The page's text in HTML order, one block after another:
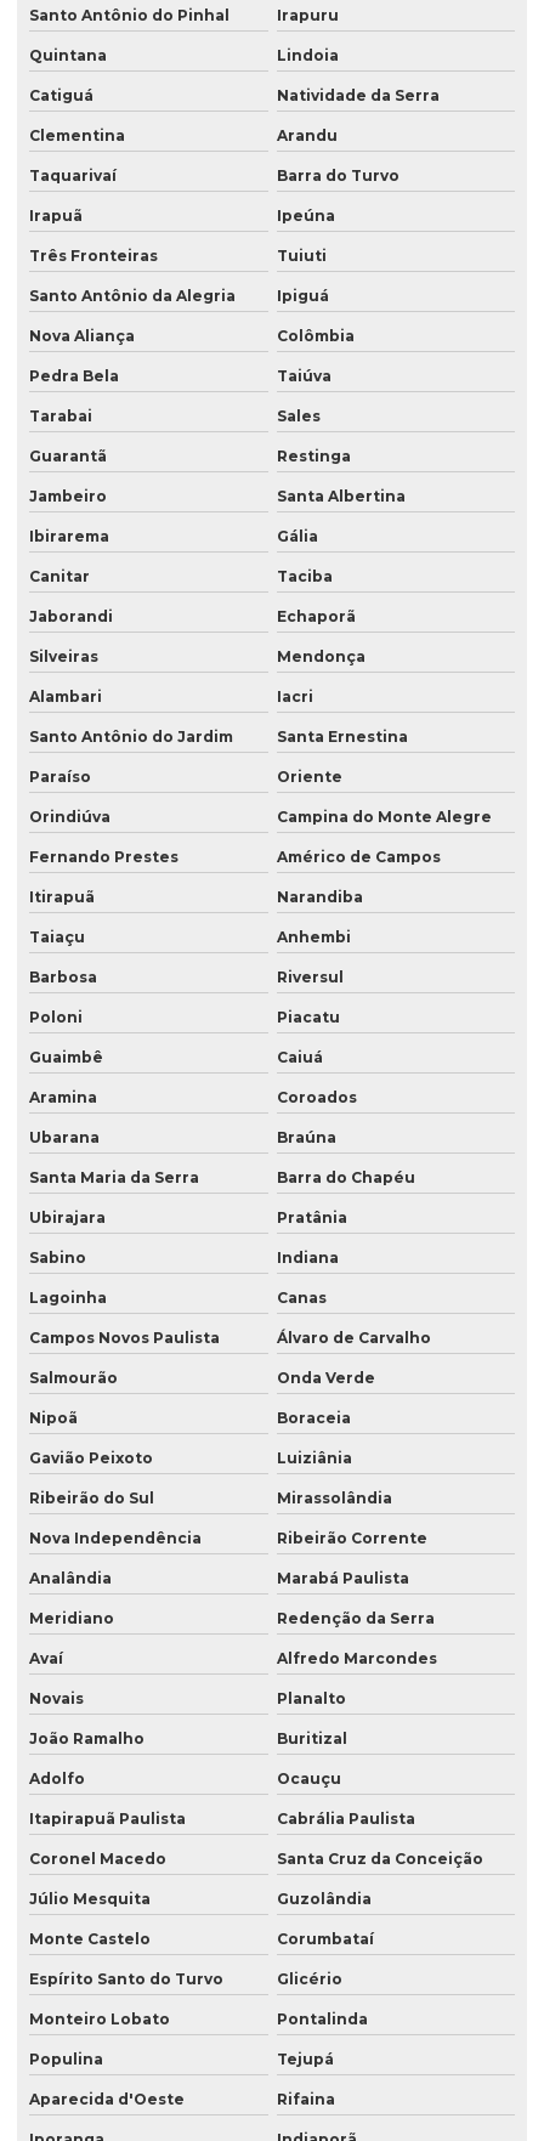
Santo Antônio do Pinhal Irapuru
Quintana Lindoia
Catiguá Natividade da Serra
Clementina Arandu
Taquarivaí Barra do Turvo
Irapuã Ipeúna
Três Fronteiras Tuiuti
Santo Antônio da Alegria Ipiguá
Nova Aliança Colômbia
Pedra Bela Taiúva
Tarabai Sales
Guarantã Restinga
Jambeiro Santa Albertina
Ibirarema Gália
Canitar Taciba
Jaborandi Echaporã
Silveiras Mendonça
Alambari Iacri
Santo Antônio do Jardim Santa Ernestina
Paraíso Oriente
Orindiúva Campina do Monte Alegre
Fernando Prestes Américo de Campos
Itirapuã Narandiba
Taiaçu Anhembi
Barbosa Riversul
Poloni Piacatu
Guaimbê Caiuá
Aramina Coroados
Ubarana Braúna
Santa Maria da Serra Barra do Chapéu
Ubirajara Pratânia
Sabino Indiana
Lagoinha Canas
Campos Novos Paulista Álvaro de Carvalho
Salmourão Onda Verde
Nipoã Boraceia
Gavião Peixoto Luiziânia
Ribeirão do Sul Mirassolândia
Nova Independência Ribeirão Corrente
Analândia Marabá Paulista
Meridiano Redenção da Serra
Avaí Alfredo Marcondes
Novais Planalto
João Ramalho Buritizal
Adolfo Ocauçu
Itapirapuã Paulista Cabrália Paulista
Coronel Macedo Santa Cruz da Conceição
Júlio Mesquita Guzolândia
Monte Castelo Corumbataí
Espírito Santo do Turvo Glicério
Monteiro Lobato Pontalinda
Populina Tejupá
Aparecida d'Oeste Rifaina